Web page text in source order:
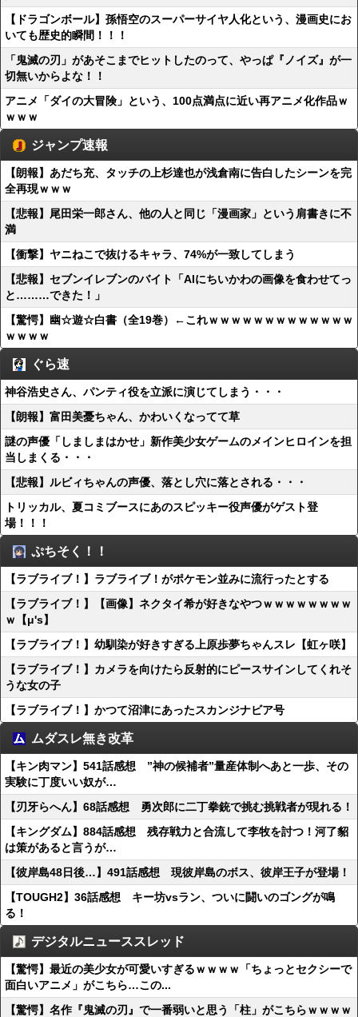
【ドラゴンボール】孫悟空のスーパーサイヤ人化という、漫画史にお
いても歴史的瞬間！！！
「鬼滅の刃」があそこまでヒットしたのって、やっぱ『ノイズ』が一
切無いからよな！！
アニメ「ダイの大冒険」という、100点満点に近い再アニメ化作品ｗ
ｗｗｗ
ジャンプ速報
【朗報】あだち充、タッチの上杉達也が浅倉南に告白したシーンを完
全再現ｗｗｗ
【悲報】尾田栄一郎さん、他の人と同じ「漫画家」という肩書きに不
満
【衝撃】ヤニねこで抜けるキャラ、74%が一致してしまう
【悲報】セブンイレブンのバイト「AIにちいかわの画像を食わせてっ
と………できた！」
【驚愕】幽☆遊☆白書（全19巻）←これｗｗｗｗｗｗｗｗｗｗｗｗｗ
ｗｗｗｗ
ぐら速
神谷浩史さん、パンティ役を立派に演じてしまう・・・
【朗報】富田美憂ちゃん、かわいくなってて草
謎の声優「しましまはかせ」新作美少女ゲームのメインヒロインを担
当しまくる・・・
【悲報】ルビィちゃんの声優、落とし穴に落とされる・・・
トリッカル、夏コミブースにあのスピッキー役声優がゲスト登
場！！！
ぷちそく！！
【ラブライブ！】ラブライブ！がポケモン並みに流行ったとする
【ラブライブ！】【画像】ネクタイ希が好きなやつｗｗｗｗｗｗｗｗ
ｗ【μ's】
【ラブライブ！】幼馴染が好きすぎる上原歩夢ちゃんスレ【虹ヶ咲】
【ラブライブ！】カメラを向けたら反射的にピースサインしてくれそ
うな女の子
【ラブライブ！】かつて沼津にあったスカンジナビア号
ムダスレ無き改革
【キン肉マン】541話感想 ”神の候補者”量産体制へあと一歩、その
実験に丁度いい奴が…
【刃牙らへん】68話感想 勇次郎に二丁拳銃で挑む挑戦者が現れる！
【キングダム】884話感想 残存戦力と合流して李牧を討つ！河了貂
は策があると言うが…
【彼岸島48日後…】491話感想 現彼岸島のボス、彼岸王子が登場！
【TOUGH2】36話感想 キー坊vsラン、ついに闘いのゴングが鳴
る！
デジタルニューススレッド
【驚愕】最近の美少女が可愛いすぎるｗｗｗｗ「ちょっとセクシーで
面白いアニメ」がこちら…この...
【驚愕】名作『鬼滅の刃』で一番弱いと思う「柱」がこちらｗｗｗｗ